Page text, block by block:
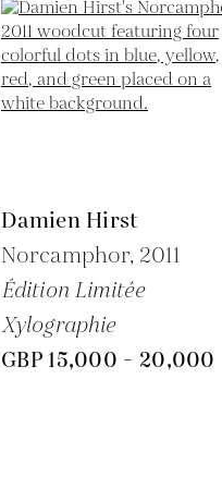
Damien Hirst
Norcamphor, 2011
Édition Limitée
Xylographie
GBP 15,000 - 20,000